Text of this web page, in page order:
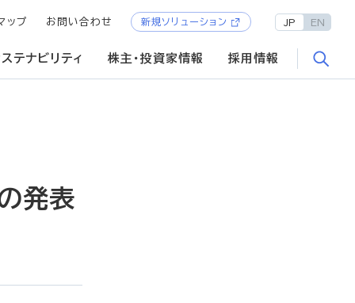
テナビリティ 株主・投資家情報 採用情報
ップ お問い合わせ 新規ソリューション JP EN
発表